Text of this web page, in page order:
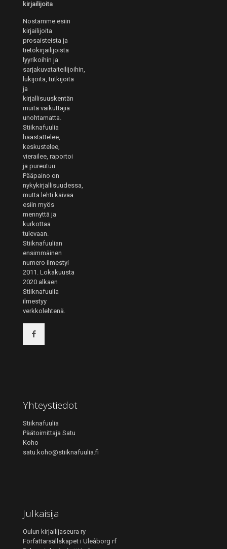
kirjailijoita
Nostamme esiin
kirjailijoita
prosaisteista ja
tietokirjailijoista
lyyrikoihin ja
sarjakuvataiteilijoihin,
lukijoita, tutkijoita
ja
kirjallisuuskentän
muita vaikuttajia
unohtamatta.
Stiiknafuulia
haastattelee,
keskustelee,
vierailee, raportoi
ja pureutuu.
Pääpaino on
nykykirjallisuudessa,
mutta lehti kaivaa
esiin myös
mennyttä ja
kurkottaa
tulevaan.
Stiiknafuulian
ensimmäinen
numero ilmestyi
2011. Lokakuusta
2020 alkaen
Stiiknafuulia
ilmestyy
verkkolehtenä.
Yhteystiedot
Stiiknafuulia
Päätoimittaja Satu
Koho
satu.koho@stiiknafuulia.fi
Julkaisija
Oulun kirjailijaseura ry
Författarsällskapet i Uleåborg rf